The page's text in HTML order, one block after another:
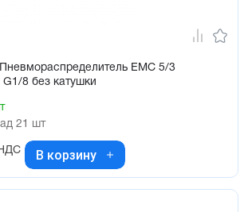
EMC 5/3
8 без катушки
21 шт
В корзину